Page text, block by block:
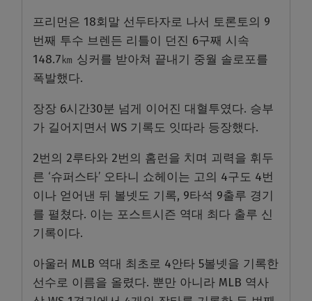
프리먼은 18회말 선두타자로 나서 토론토의 9
번째 투수 브렌든 리틀이 던진 6구째 시속
148.7㎞ 싱커를 받아쳐 끝내기 중월 솔로포를
폭발했다.
장장 6시간30분 넘게 이어진 대혈투였다. 승부
가 길어지면서 WS 기록도 잇따라 등장했다.
2번의 2루타와 2번의 홈런을 치며 괴력을 휘두
른 ‘슈퍼스타’ 오타니 쇼헤이는 고의 4구도 4번
이나 얻어낸 뒤 볼넷도 기록, 9타석 9출루 경기
를 펼쳤다. 이는 포스트시즌 역대 최다 출루 신
기록이다.
아울러 MLB 역대 최초로 4안타 5볼넷을 기록한
선수로 이름을 올렸다. 뿐만 아니라 MLB 역사